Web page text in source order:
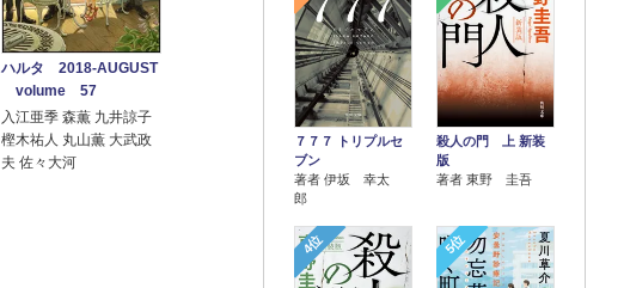
７７７ トリプルセ
ブン
著者 伊坂 幸太
郎
殺人の門 上 新装
版
著者 東野 圭吾
4位 5位
ハルタ 2018-AUGUST
volume 57
入江亜季 森薫 九井諒子
樫木祐人 丸山薫 大武政
夫 佐々大河